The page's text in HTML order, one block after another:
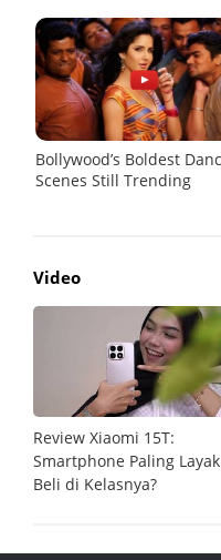
Video
Review Xiaomi 15T:
Smartphone Paling Layak
Beli di Kelasnya?